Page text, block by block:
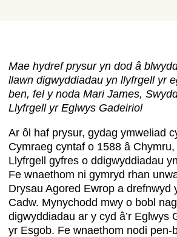
Mae hydref prysur yn dod â
llawn digwyddiadau yn llyfrgell yr
ben, fel y noda Mari James,
Llyfrgell yr Eglwys Gadeiriol
Ar ôl haf prysur, gydag ymweliad
Cymraeg cyntaf o 1588 â
Llyfrgell gyfres o ddigwyddiadau
Fe wnaethom ni gymryd rhan
Drysau Agored Ewrop a drefnwyd
Cadw. Mynychodd mwy o bobl
digwyddiadau ar y cyd â’r Eglwys
yr Esgob. Fe wnaethom nodi pen-